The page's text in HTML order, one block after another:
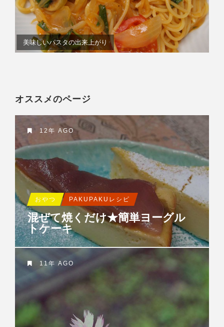
美味しいパスタの出来上がり
オススメのページ
12年 AGO
おやつ PAKUPAKUレシピ
混ぜて焼くだけ★簡単ヨーグル
トケーキ
11年 AGO